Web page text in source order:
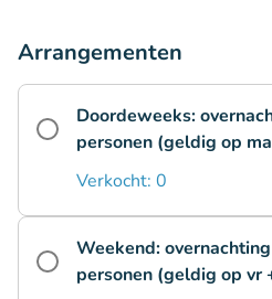
Arrangementen
Doordeweeks:
personen (geldig op
Verkocht: 0
Weekend:
personen (geldig op vr